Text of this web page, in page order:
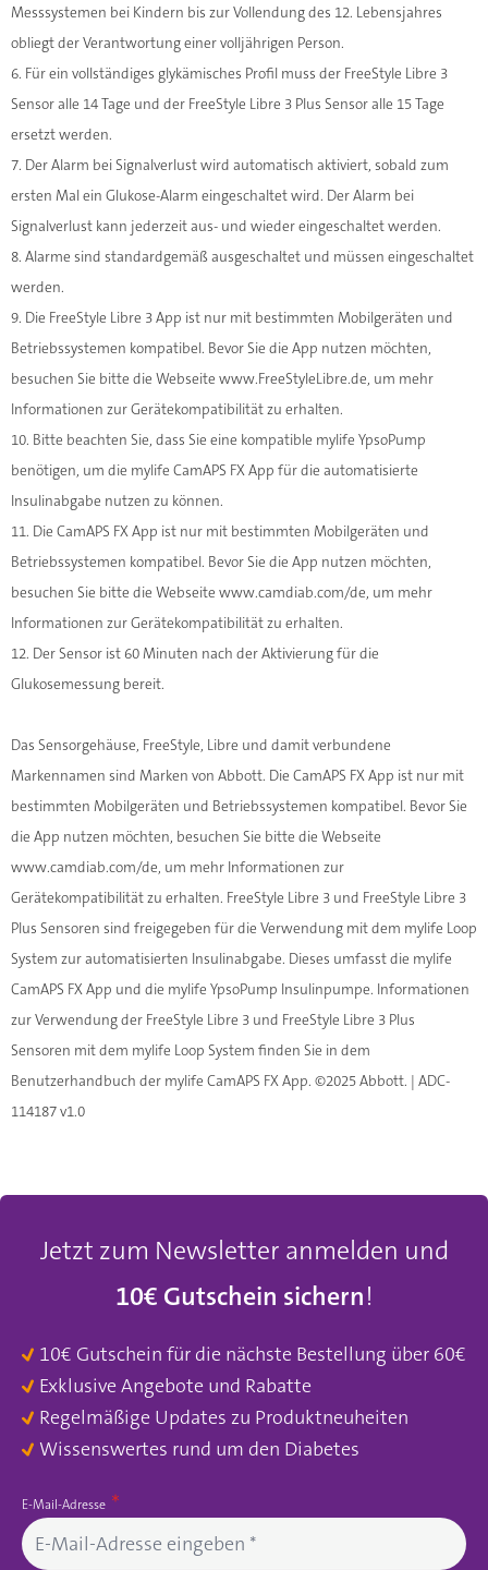
Messsystemen bei Kindern bis zur Vollendung des 12. Lebensjahres
obliegt der Verantwortung einer volljährigen Person.
6. Für ein vollständiges glykämisches Profil muss der FreeStyle Libre 3
Sensor alle 14 Tage und der FreeStyle Libre 3 Plus Sensor alle 15 Tage
ersetzt werden.
7. Der Alarm bei Signalverlust wird automatisch aktiviert, sobald zum
ersten Mal ein Glukose-Alarm eingeschaltet wird. Der Alarm bei
Signalverlust kann jederzeit aus- und wieder eingeschaltet werden.
8. Alarme sind standardgemäß ausgeschaltet und müssen eingeschaltet
werden.
9. Die FreeStyle Libre 3 App ist nur mit bestimmten Mobilgeräten und
Betriebssystemen kompatibel. Bevor Sie die App nutzen möchten,
besuchen Sie bitte die Webseite www.FreeStyleLibre.de, um mehr
Informationen zur Gerätekompatibilität zu erhalten.
10. Bitte beachten Sie, dass Sie eine kompatible mylife YpsoPump
benötigen, um die mylife CamAPS FX App für die automatisierte
Insulinabgabe nutzen zu können.
11. Die CamAPS FX App ist nur mit bestimmten Mobilgeräten und
Betriebssystemen kompatibel. Bevor Sie die App nutzen möchten,
besuchen Sie bitte die Webseite www.camdiab.com/de, um mehr
Informationen zur Gerätekompatibilität zu erhalten.
12. Der Sensor ist 60 Minuten nach der Aktivierung für die
Glukosemessung bereit.
Das Sensorgehäuse, FreeStyle, Libre und damit verbundene
Markennamen sind Marken von Abbott. Die CamAPS FX App ist nur mit
bestimmten Mobilgeräten und Betriebssystemen kompatibel. Bevor Sie
die App nutzen möchten, besuchen Sie bitte die Webseite
www.camdiab.com/de, um mehr Informationen zur
Gerätekompatibilität zu erhalten. FreeStyle Libre 3 und FreeStyle Libre 3
Plus Sensoren sind freigegeben für die Verwendung mit dem mylife Loop
System zur automatisierten Insulinabgabe. Dieses umfasst die mylife
CamAPS FX App und die mylife YpsoPump Insulinpumpe. Informationen
zur Verwendung der FreeStyle Libre 3 und FreeStyle Libre 3 Plus
Sensoren mit dem mylife Loop System ﬁnden Sie in dem
Benutzerhandbuch der mylife CamAPS FX App. ©2025 Abbott. | ADC-
114187 v1.0
Jetzt zum Newsletter anmelden und
10€ Gutschein sichern!
10€ Gutschein für die nächste Bestellung über 60€
Exklusive Angebote und Rabatte
Regelmäßige Updates zu Produktneuheiten
Wissenswertes rund um den Diabetes
E-Mail-Adresse